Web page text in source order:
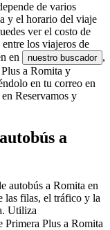
de varios
y el horario del viaje
ver el costo de
los viajeros de
en
nuestro buscador ,
a Romita y
en tu correo en
Reservamos y
a
autobús a Romita en
las filas, el tráfico y la
Utiliza
Primera Plus a Romita